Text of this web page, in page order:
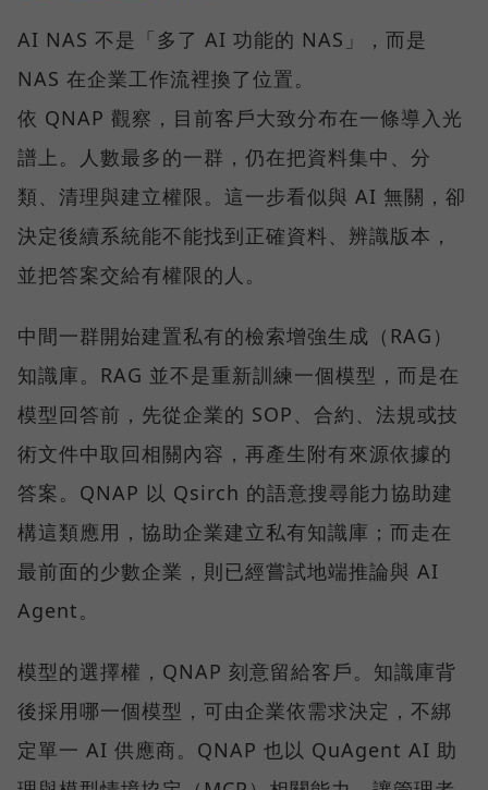
AI NAS 不是「多了 AI 功能的 NAS」，而是
NAS 在企業工作流裡換了位置。
依 QNAP 觀察，目前客戶大致分布在一條導入光
譜上。人數最多的一群，仍在把資料集中、分
類、清理與建立權限。這一步看似與 AI 無關，卻
決定後續系統能不能找到正確資料、辨識版本，
並把答案交給有權限的人。
中間一群開始建置私有的檢索增強生成（RAG）
知識庫。RAG 並不是重新訓練一個模型，而是在
模型回答前，先從企業的 SOP、合約、法規或技
術文件中取回相關內容，再產生附有來源依據的
答案。QNAP 以 Qsirch 的語意搜尋能力協助建
構這類應用，協助企業建立私有知識庫；而走在
最前面的少數企業，則已經嘗試地端推論與 AI
Agent。
模型的選擇權，QNAP 刻意留給客戶。知識庫背
後採用哪一個模型，可由企業依需求決定，不綁
定單一 AI 供應商。QNAP 也以 QuAgent AI 助